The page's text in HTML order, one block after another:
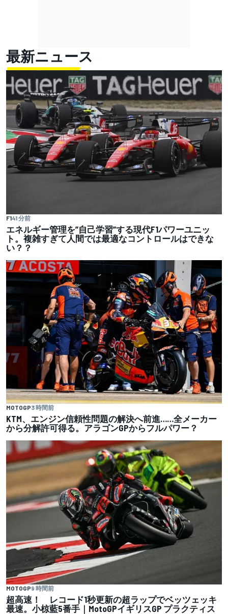
最新ニュース
F141 分前
エネルギー管理を”自己学習”する現代F1パワーユニッ
ト。複雑すぎて人間では最適なコントロールはできな
い？？
MOTOGP3 時間前
KTM、エンジン信頼性問題の解決へ前進……全メーカー
から分解許可得る。アラゴンGPからフルパワー？
MOTOGP9 時間前
超高速！ レコード1秒更新の超ラップでベッツェッキ
最速。小椋藍5番手｜MotoGPイギリスGP プラクティス